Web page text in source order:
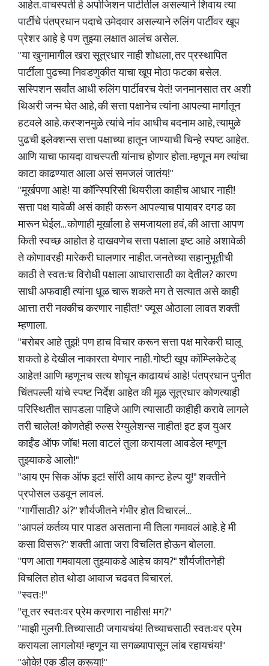
आहेत. वाचस्पती हे अपोजिशन पार्टीतील असल्याने शिवाय त्या
पार्टीचे पंतप्रधान पदाचे उमेदवार असल्याने रुलिंग पार्टीवर खूप
प्रेशर आहे हे पण तुझ्या लक्षात आलंच असेल.
"या खुनामागील खरा सूत्रधार नाही शोधला, तर प्रस्थापित
पार्टीला पुढच्या निवडणुकीत याचा खूप मोठा फटका बसेल.
सस्पिशन सर्वांत आधी रुलिंग पार्टीवरच येतं! जनमानसात तर अशी
थिअरी जन्म घेत आहे, की सत्ता पक्षानेच त्यांना आपल्या मार्गातून
हटवले आहे. करप्शनमुळे त्यांचे नांव आधीच बदनाम आहे, त्यामुळे
पुढची इलेक्शन्स सत्ता पक्षाच्या हातून जाण्याची चिन्हे स्पष्ट आहेत.
आणि याचा फायदा वाचस्पती यांनाच होणार होता. म्हणून मग त्यांचा
काटा काढण्यात आला असं समजलं जातंय!"
"मूर्खपणा आहे! या कॉन्स्पिरिसी थियरीला काहीच आधार नाही!
सत्ता पक्ष यावेळी असं काही करून आपल्याच पायावर दगड का
मारून घेईल... कोणाही मूर्खाला हे समजायला हवं, की आत्ता आपण
किती स्वच्छ आहोत हे दाखवणेच सत्ता पक्षाला इष्ट आहे अशावेळी
ते कोणावरही मारेकरी घालणार नाहीत. जनतेच्या सहानुभूतीची
काठी ते स्वतःच विरोधी पक्षाला आधारासाठी का देतील? कारण
साधी अफवाही त्यांना धूळ चारू शकते मग ते सत्यात असे काही
आत्ता तरी नक्कीच करणार नाहीत!" ज्यूस ओठाला लावत शक्ती
म्हणाला.
"बरोबर आहे तुझं! पण हाच विचार करून सत्ता पक्ष मारेकरी घालू
शकतो हे देखील नाकारता येणार नाही. गोष्टी खूप कॉम्प्लिकेटेड्
आहेत! आणि म्हणूनच सत्य शोधून काढायचं आहे! पंतप्रधान पुनीत
चिंतपल्ली यांचे स्पष्ट निर्देश आहेत की मूळ सूत्रधार कोणत्याही
परिस्थितीत सापडला पाहिजे आणि त्यासाठी काहीही करावे लागले
तरी चालेल! कोणतेही रुल्स रेग्युलेशन्स नाहीत! इट इज युअर
काईंड ऑफ जॉब! मला वाटलं तुला करायला आवडेल म्हणून
तुझ्याकडे आलो!"
"आय एम सिक ऑफ इट! सॉरी आय कान्ट हेल्प यु!" शक्तीने
प्रपोसल उडवून लावलं.
"गार्गीसाठी? अं?" शौर्यजीतने गंभीर होत विचारलं...
"आपलं कर्तव्य पार पाडत असताना मी तिला गमावलं आहे. हे मी
कसा विसरू?" शक्ती आता जरा विचलित होऊन बोलला.
"पण आता गमवायला तुझ्याकडे आहेच काय?" शौर्यजीतनेही
विचलित होत थोडा आवाज चढवत विचारलं.
"स्वतः!"
"तू तर स्वतःवर प्रेम करणारा नाहीस! मग?"
"माझी मुलगी. तिच्यासाठी जगायचंय! तिच्याचसाठी स्वतःवर प्रेम
करायला लागलोय! म्हणून या सगळ्यापासून लांब रहायचंय!"